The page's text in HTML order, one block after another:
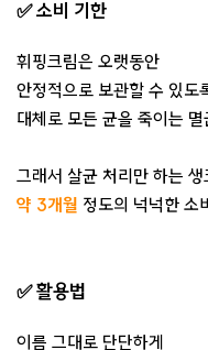
✅ 소비 기한
휘핑크림은 오랫동안
안정적으로 보관할 수 있도
대체로 모든 균을 죽이는
그래서 살균 처리만 하는
약 3개월 정도의 넉넉한 소
✅ 활용법
이름 그대로 단단하게